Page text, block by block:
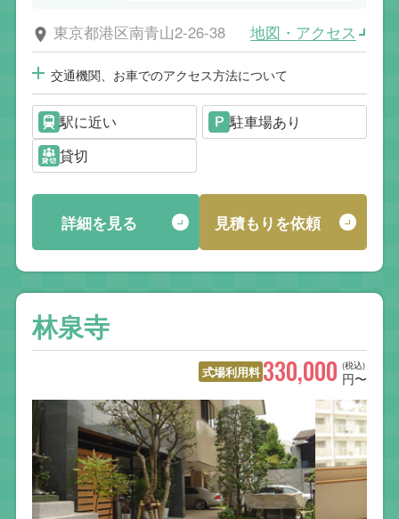
東京都港区南青山2-26-38 地図・アクセス
交通機関、お車でのアクセス方法について
駅に近い
駐車場あり
貸切
詳細を見る 見積もりを依頼
林泉寺
式場利用料 (税込)
330,000 円〜